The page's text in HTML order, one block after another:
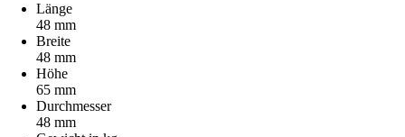
Länge
48 mm
Breite
48 mm
Höhe
65 mm
Durchmesser
48 mm